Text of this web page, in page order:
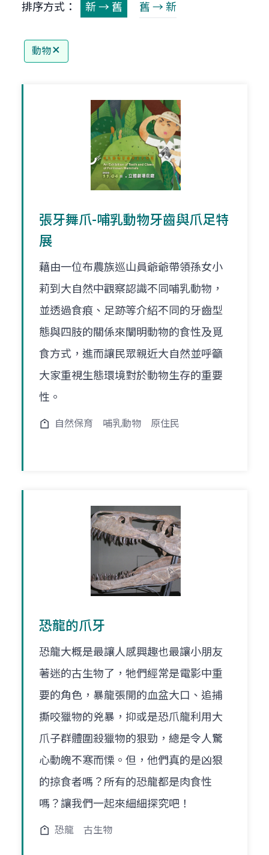
排序方式： 新 → 舊 舊 → 新
動物
張牙舞爪-哺乳動物牙齒與爪足特
展
藉由一位布農族巡山員爺爺帶領孫女小
莉到大自然中觀察認識不同哺乳動物，
並透過食痕、足跡等介紹不同的牙齒型
態與四肢的關係來闡明動物的食性及覓
食方式，進而讓民眾親近大自然並呼籲
大家重視生態環境對於動物生存的重要
性。
自然保育 哺乳動物 原住民
恐龍的爪牙
恐龍大概是最讓人感興趣也最讓小朋友
著迷的古生物了，牠們經常是電影中重
要的角色，暴龍張開的血盆大口、追捕
撕咬獵物的兇暴，抑或是恐爪龍利用大
爪子群體圍殺獵物的狠勁，總是令人驚
心動魄不寒而慄。但，他們真的是凶狠
的掠食者嗎？所有的恐龍都是肉食性
嗎？讓我們一起來細細探究吧！
恐龍 古生物